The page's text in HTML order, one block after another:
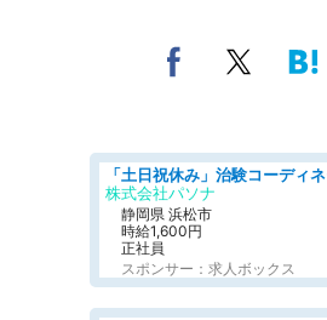
株式会社パソナ
静岡県 浜松市
時給1,600円
正社員
スポンサー：求人ボックス